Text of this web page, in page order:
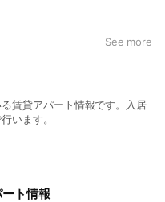
See more
賃貸アパート情報です。入居
います。
ト情報